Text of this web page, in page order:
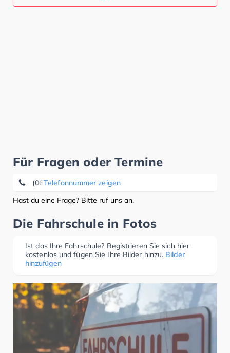
Für Fragen oder Termine
Telefonnummer zeigen
(0631) 47 00 70
Hast du eine Frage? Bitte ruf uns an.
Die Fahrschule in Fotos
Ist das Ihre Fahrschule? Registrieren Sie sich hier
kostenlos und fügen Sie Ihre Bilder hinzu. Bilder
hinzufügen